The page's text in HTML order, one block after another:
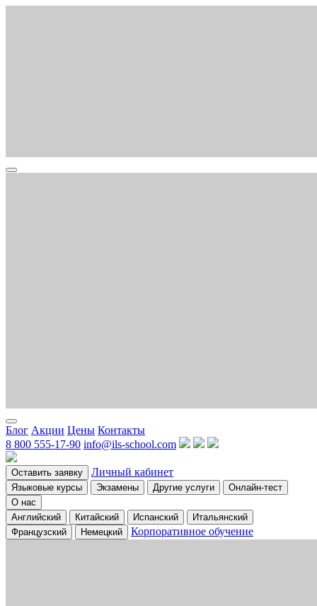
Блог Акции Цены Контакты
8 800 555-17-90 info@ils-school.com
Оставить заявку Личный кабинет
Языковые курсы Экзамены Другие услуги
Онлайн-тест
О нас
Английский
Китайский Испанский
Итальянский
Французский
Немецкий Корпоративное обучение